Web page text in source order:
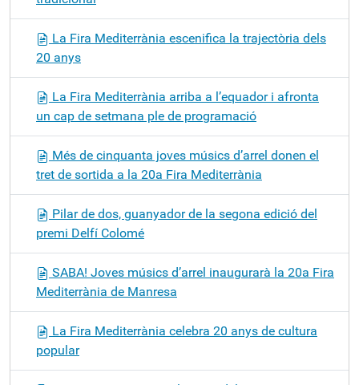
La Fira Mediterrània escenifica la trajectòria dels
20 anys
La Fira Mediterrània arriba a l’equador i afronta
un cap de setmana ple de programació
Més de cinquanta joves músics d’arrel donen el
tret de sortida a la 20a Fira Mediterrània
Pilar de dos, guanyador de la segona edició del
premi Delfí Colomé
SABA! Joves músics d’arrel inaugurarà la 20a Fira
Mediterrània de Manresa
La Fira Mediterrània celebra 20 anys de cultura
popular